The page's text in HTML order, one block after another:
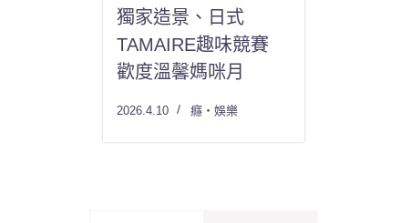
獨家造景、日式
TAMAIRE趣味競賽
歡度溫馨媽咪月
2026.4.10 癮・娛樂